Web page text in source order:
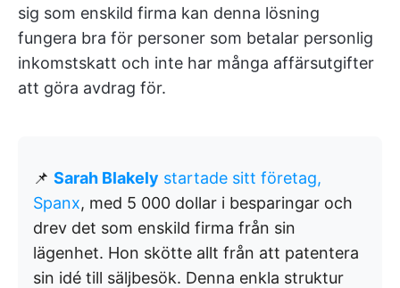
sig som enskild firma kan denna lösning
fungera bra för personer som betalar personlig
inkomstskatt och inte har många affärsutgifter
att göra avdrag för.
📌 Sarah Blakely startade sitt företag,
Spanx, med 5 000 dollar i besparingar och
drev det som enskild firma från sin
lägenhet. Hon skötte allt från att patentera
sin idé till säljbesök. Denna enkla struktur